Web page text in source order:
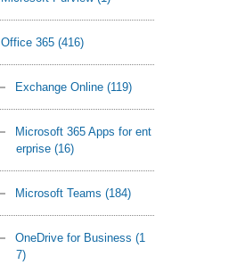
Office 365 (416)
Exchange Online (119)
Microsoft 365 Apps for ent
erprise (16)
Microsoft Teams (184)
OneDrive for Business (1
7)